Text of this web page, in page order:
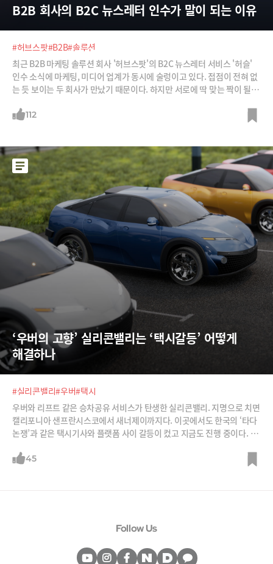
B2B 회사의 B2C 뉴스레터 인수가 말이 되는 이유
#허브스팟#B2B#솔루션
최근 B2B 마케팅 솔루션 회사 '허브스팟'의 B2C 뉴스레터 서비스 '허슬'
인수 소식에 마케팅, 미디어 업계가 동시에 술렁이고 있다. 접점이 전혀 없
는 듯 보이는 두 회사가 만났기 때문이다. 하지만 서로에 딱 맞는 짝이 될 것
2C 뉴스레터가 어떤 시너지를 만들지 소개한다.
112
‘우버의 고향’ 실리콘밸리는 ‘택시갈등’ 어떻게
해결하나
#실리콘밸리#우버#택시
우버와 리프트 같은 승차공유 서비스가 탄생한 실리콘밸리. 지명으로 치면
캘리포니아 샌프란시스코에서 새너제이까지다. 이곳에서도 한국의 ‘타다
논쟁’과 같은 택시기사와 플랫폼 사이 갈등이 컸고 지금도 진행 중이다. 여
도 커지고 있다. 세계 ‘혁신의 산실’이란 불리는 실리콘밸리는 과연 이 갈등
스코의 택시 현황 샌프란시스코에서 운행되는 택시는 법인택시와 메달리
온(medallion)이라는 개인면허를 발급받은 개인택시를 합쳐 약 1,800대
(2016년 기준). 이중 개인택시가 1,000여대이
45
Follow Us